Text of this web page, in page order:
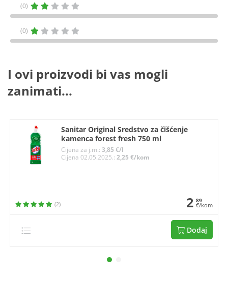
(0)
(0)
I ovi proizvodi bi vas mogli
zanimati...
Sanitar Original Sredstvo za čišćenje
kamenca forest fresh 750 ml
Cijena za j.m.: 3,85 €/l
Cijena 02.05.2025.: 2,25 €/kom
(2) 2 89
€/kom
Dodaj